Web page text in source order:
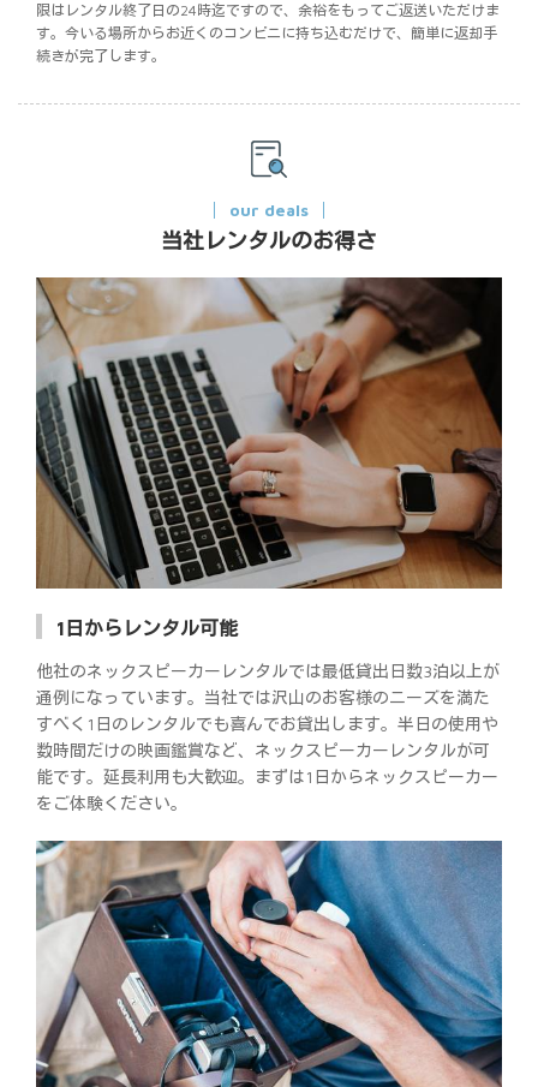
限はレンタル終了日の24時迄ですので、余裕をもってご返送いただけま
す。今いる場所からお近くのコンビニに持ち込むだけで、簡単に返却手
続きが完了します。
our deals
当社レンタルのお得さ
1日からレンタル可能
他社のネックスピーカーレンタルでは最低貸出日数3泊以上が
通例になっています。当社では沢山のお客様のニーズを満た
すべく1日のレンタルでも喜んでお貸出します。半日の使用や
数時間だけの映画鑑賞など、ネックスピーカーレンタルが可
能です。延長利用も大歓迎。まずは1日からネックスピーカー
をご体験ください。